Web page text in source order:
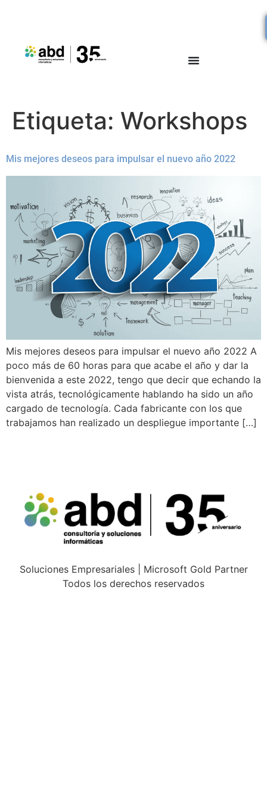
Etiqueta: Workshops
Mis mejores deseos para impulsar el nuevo año 2022
Mis mejores deseos para impulsar el nuevo año 2022 A
poco más de 60 horas para que acabe el año y dar la
bienvenida a este 2022, tengo que decir que echando la
vista atrás, tecnológicamente hablando ha sido un año
cargado de tecnología. Cada fabricante con los que
trabajamos han realizado un despliegue importante […]
Soluciones Empresariales | Microsoft Gold Partner
Todos los derechos reservados